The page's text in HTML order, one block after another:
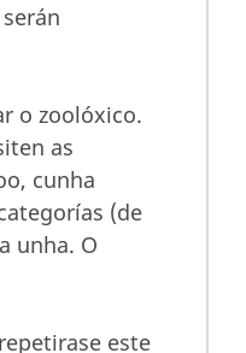
o zoolóxico.
as
cunha
(de
unha. O
este